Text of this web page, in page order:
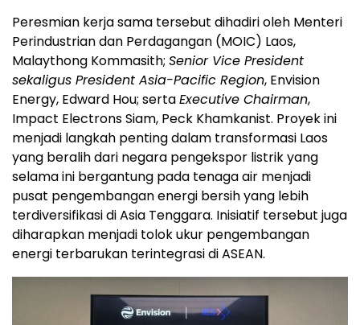
Peresmian kerja sama tersebut dihadiri oleh Menteri
Perindustrian dan Perdagangan (MOIC) Laos,
Malaythong Kommasith; Senior Vice President
sekaligus President Asia-Pacific Region, Envision
Energy, Edward Hou; sertaExecutive Chairman,
Impact Electrons Siam, Peck Khamkanist. Proyek ini
menjadi langkah penting dalam transformasi Laos
yang beralih dari negara pengekspor listrik yang
selama ini bergantung pada tenaga air menjadi
pusat pengembangan energi bersih yang lebih
terdiversifikasi di Asia Tenggara. Inisiatif tersebut juga
diharapkan menjadi tolok ukur pengembangan
energi terbarukan terintegrasi di ASEAN.